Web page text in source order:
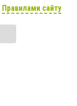
Правилами сайту